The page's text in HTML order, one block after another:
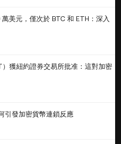
美元，僅次於 BTC 和 ETH：深入
獲紐約證券交易所批准：這對加密
引發加密貨幣連鎖反應